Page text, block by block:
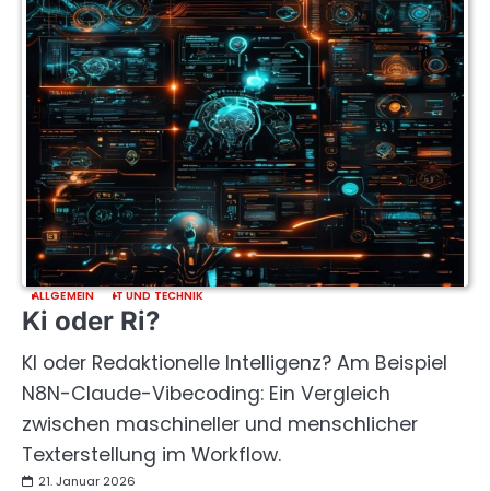
ALLGEMEIN IT UND TECHNIK
Ki oder Ri?
KI oder Redaktionelle Intelligenz? Am Beispiel
N8N-Claude-Vibecoding: Ein Vergleich
zwischen maschineller und menschlicher
Texterstellung im Workflow.
21. Januar 2026